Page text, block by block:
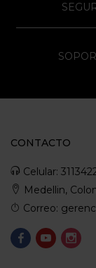
CONTACTO
Celular:
Medellin,
Correo: